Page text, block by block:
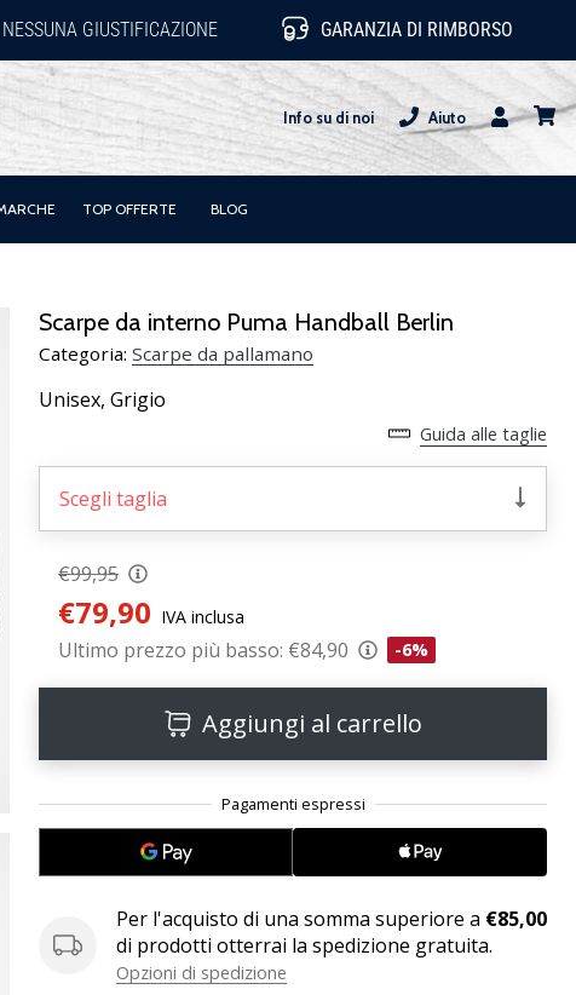
NESSUNA GIUSTIFICAZIONE GARANZIA DI RIMBORSO
Info su di noi
Aiuto
Utente
TOP OFFERTE BLOG
Scarpe da interno Puma Handball Berlin
Categoria: Scarpe da pallamano
Unisex, Grigio
Guida alle taglie
Scegli taglia
€99,95
€79,90 IVA inclusa
Ultimo prezzo più basso: €84,90 -6%
Aggiungi al carrello
Per l'acquisto di una somma superiore a €85,00
di prodotti otterrai la spedizione gratuita.
Opzioni di spedizione